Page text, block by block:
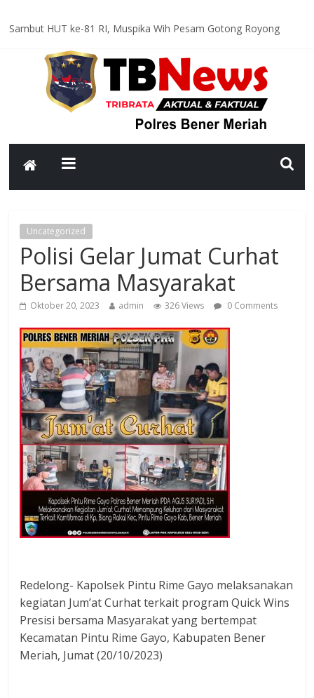
Sambut HUT ke-81 RI, Muspika Wih Pesam Gotong Royong
Optimal dan Humanis, Ditsamapta Polda Aceh Supervisi
Kesiapsiagaan Dalmas Polres Bener Meriah
Polsek Bandar Gelar Patroli Rutin, Sampaikan Pesan Kamtibmas
kepada Warga
Polsek Pintu Rime Gayo Pantau Kondisi Warga di Hunian
Pesan Kamtibmas
Uncategorized
Polisi Gelar Jumat Curhat
Bersama Masyarakat
Oktober 20, 2023 admin 326 Views 0 Comments
Redelong- Kapolsek Pintu Rime Gayo melaksanakan
kegiatan Jum’at Curhat terkait program Quick Wins
Presisi bersama Masyarakat yang bertempat
Kecamatan Pintu Rime Gayo, Kabupaten Bener
Meriah, Jumat (20/10/2023)